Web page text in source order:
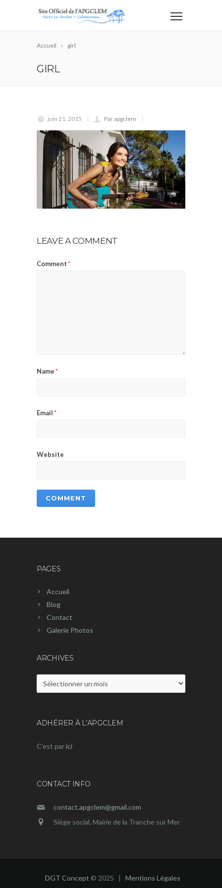
Accueil girl
GIRL
juin 21, 2015 Par apgclem
LEAVE A COMMENT
Comment*
Name*
Email*
Website
PAGES
Accueil
Blog
Contact
Galerie Photos
ARCHIVES
Archives
ADHÉRER À L’APGCLEM
C’est parici
CONTACT INFO
contact.apgclem@gmail.com
Siège social, Mairie de la Tranche sur Mer
DGT Concept © 2025 | Mentions Légales